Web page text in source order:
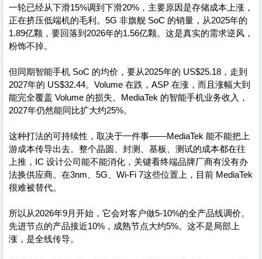
一轮已经从下滑15%调到下滑20%，主要原因是存储成本上涨，
正在挤压低端机的毛利。5G 非旗舰 SoC 的销量，从2025年的
1.89亿颗，要回落到2026年的1.56亿颗。这是真实的需求逆风，
粉饰不掉。
但同期智能手机 SoC 的均价，要从2025年的 US$25.18，走到
2027年的 US$32.44。Volume 在跌，ASP 在涨，而且涨幅大到
能完全覆盖 Volume 的损失。MediaTek 的智能手机业务收入，
2027年仍然能同比扩大约25%。
这种打法的可持续性，取决于一件事——MediaTek 能不能把上
游成本传导出去。整个晶圆、封测、基板、测试的成本都在往
上推，IC 设计公司能不能消化，关键看终端品牌厂商有没有办
法换供应商。在3nm、5G、Wi-Fi 7这些位置上，目前 MediaTek
很难被替代。
所以从2026年9月开始，它会对客户做5-10%的全产品线调价。
先进节点的产品接近10%，成熟节点大约5%。这不是局部上
涨，是全线传导。